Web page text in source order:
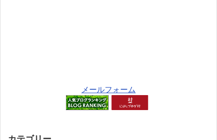
メールフォーム